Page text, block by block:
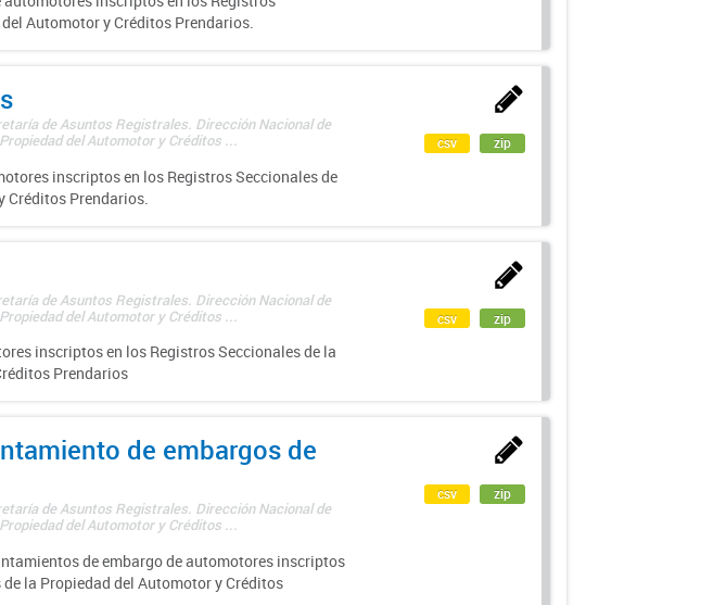
Automotor y Créditos Prendarios.
de Asuntos Registrales. Dirección Nacional de
del Automotor y Créditos ...
inscriptos en los Registros Seccionales de
Créditos Prendarios.
csv zip
de Asuntos Registrales. Dirección Nacional de
del Automotor y Créditos ...
inscriptos en los Registros Seccionales de la
Prendarios
csv zip
de embargos de
de Asuntos Registrales. Dirección Nacional de
del Automotor y Créditos ...
de embargo de automotores inscriptos
la Propiedad del Automotor y Créditos
csv zip